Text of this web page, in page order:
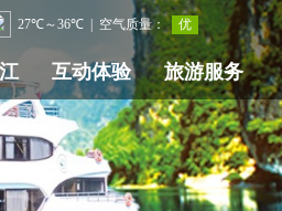
互动体验 旅游服务